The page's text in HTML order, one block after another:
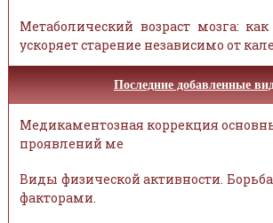
Метаболический возраст мозга:
ускоряет старение независимо от
Последние добавленные
Медикаментозная коррекция
проявлений ме
Виды физической активности.
факторами.